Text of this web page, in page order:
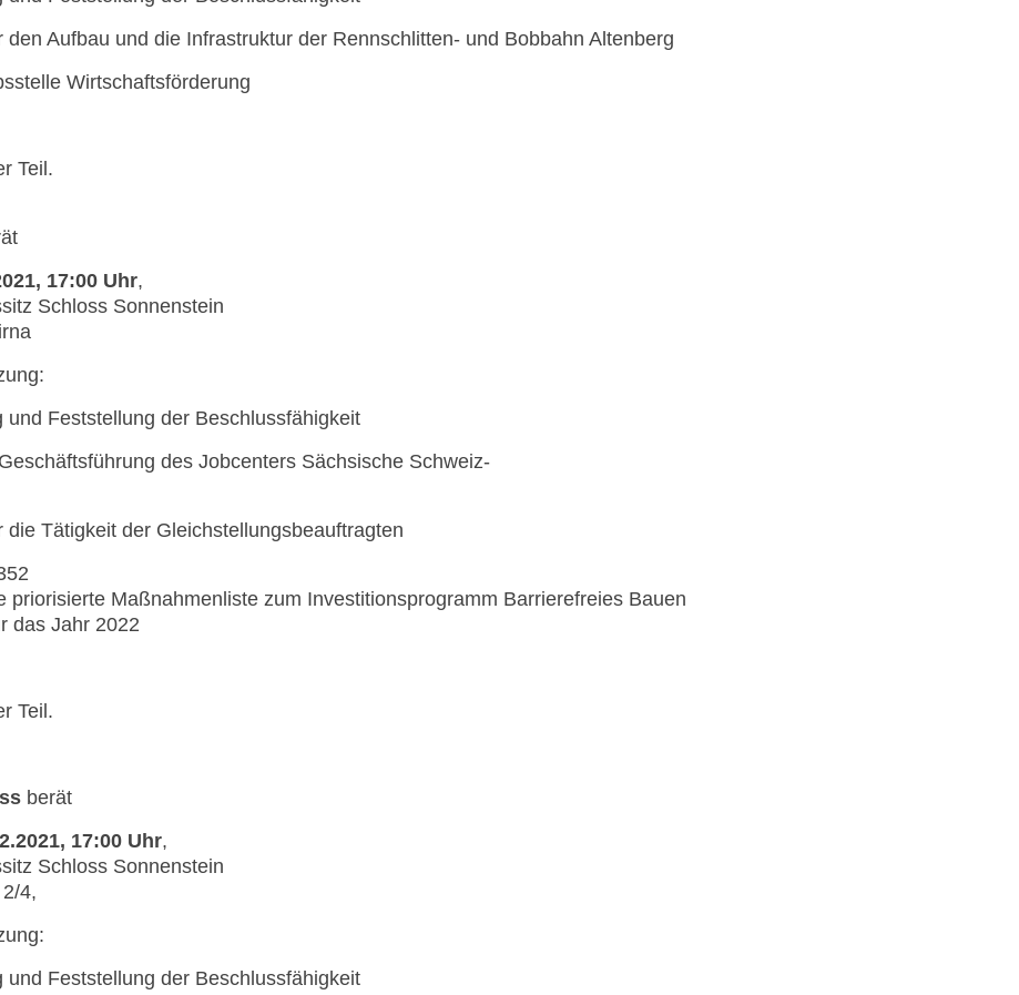
Aufbau und die Infrastruktur der Rennschlitten- und Bobbahn Altenberg
Wirtschaftsförderung
Teil.
17:00 Uhr,
Schloss Sonnenstein
Feststellung der Beschlussfähigkeit
des Jobcenters Sächsische Schweiz-
Tätigkeit der Gleichstellungsbeauftragten
priorisierte Maßnahmenliste zum Investitionsprogramm Barrierefreies Bauen
das Jahr 2022
Teil.
berät
17:00 Uhr,
Schloss Sonnenstein
4,
Feststellung der Beschlussfähigkeit